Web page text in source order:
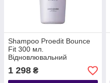
Shampoo Proedit Bounce
Fit 300 мл.
Відновлювальний
шампунь для сильно
пошкодженого волосся
1 298 ₴